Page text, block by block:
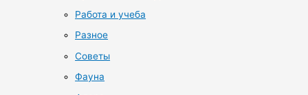
Работа и учеба
Разное
Советы
Фауна